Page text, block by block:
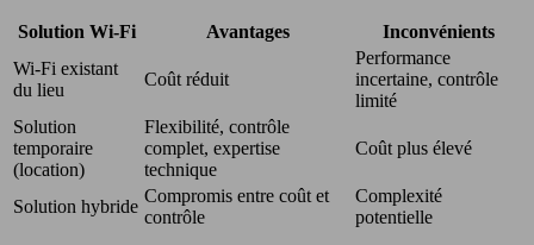
Solution Wi-Fi Avantages
Inconvénients
Wi-Fi existant
du lieu
Coût réduit
Performance
incertaine, contrôle
limité
Solution
temporaire
(location)
Flexibilité, contrôle
complet, expertise
technique
Coût plus élevé
Solution hybride
Compromis entre coût et
contrôle
Complexité
potentielle